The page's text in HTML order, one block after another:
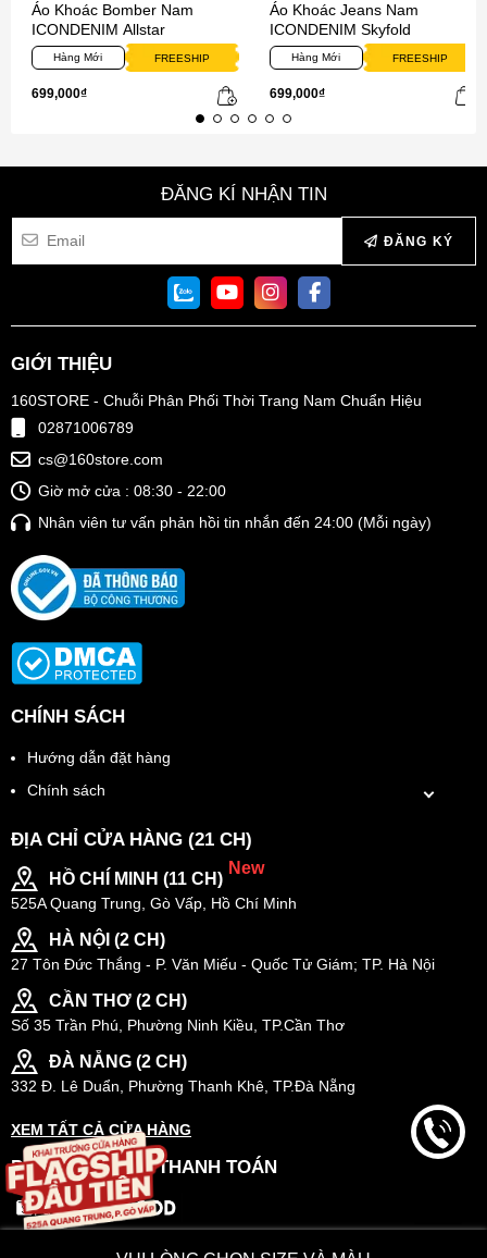
Áo Khoác Bomber Nam
ICONDENIM Allstar
Hàng Mới FREESHIP
699,000₫
Áo Khoác Jeans Nam
ICONDENIM Skyfold
Hàng Mới FREESHIP
699,000₫
ĐĂNG KÍ NHẬN TIN
ĐĂNG KÝ
GIỚI THIỆU
160STORE - Chuỗi Phân Phối Thời Trang Nam Chuẩn Hiệu
02871006789
cs@160store.com
Giờ mở cửa : 08:30 - 22:00
Nhân viên tư vấn phản hồi tin nhắn đến 24:00 (Mỗi ngày)
CHÍNH SÁCH
Hướng dẫn đặt hàng
Chính sách
ĐỊA CHỈ CỬA HÀNG (21 CH)
HỒ CHÍ MINH (11 CH)
New
525A Quang Trung, Gò Vấp, Hồ Chí Minh
HÀ NỘI (2 CH)
27 Tôn Đức Thắng - P. Văn Miếu - Quốc Tử Giám; TP. Hà Nội
CẦN THƠ (2 CH)
Số 35 Trần Phú, Phường Ninh Kiều, TP.Cần Thơ
ĐÀ NẴNG (2 CH)
332 Đ. Lê Duẩn, Phường Thanh Khê, TP.Đà Nẵng
XEM TẤT CẢ CỬA HÀNG
PHƯƠNG THỨC THANH TOÁN
BẢN QUYỀN THUỘC VỀ 160STORE